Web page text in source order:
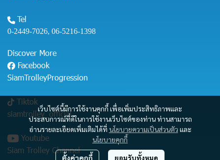
เว็บไซต์นี้มีการใช้งานคุกกี้ เพื่อเพิ่มประสิทธิภาพและ
ประสบการณ์ที่ดีในการใช้งานเว็บไซต์ของท่าน ท่านสามารถ
อ่านรายละเอียดเพิ่มเติมได้ที่ นโยบายความเป็นส่วนตัว และ
นโยบายคุกกี้
ตั้งค่าคุกกี้ ยอมรับทั้งหมด
Tel
0-2449-7026, 06-5216-1398
Discover More
Facebook
SiamTrolleyProgression
Tiktok
siamtrolley_official
Youtube
Siam Trolley Channel